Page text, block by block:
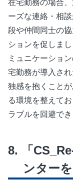
在宅勤務の場合
ーズな連絡・相
段や仲間同士の
ションを促しま
ミュニケーショ
宅勤務が導入さ
独感を抱くこと
る環境を整えて
ラブルを回避でき
「
ンター